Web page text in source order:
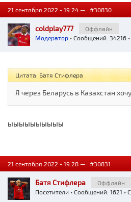
21 сентября 2022 - 19:24 — #30830
coldplay777
Оффлайн
Модератор • Сообщений: 34216
Цитата: Батя Стифлера
Я через Беларусь в Казахстан
ыыыыыыыыыы
21 сентября 2022 - 19:28 — #30831
Батя Стифлера
Оффлайн
Посетители • Сообщений: 1621 •